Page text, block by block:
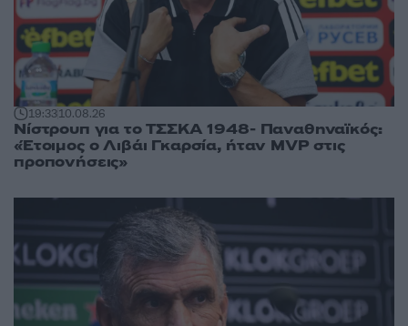
19:3310.08.26
Νίστρουπ για το ΤΣΣΚΑ 1948- Παναθηναϊκός:
«Έτοιμος ο Λιβάι Γκαρσία, ήταν MVP στις
προπονήσεις»